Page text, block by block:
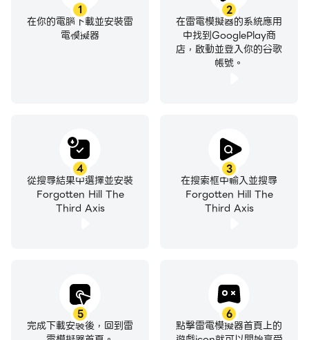
1
在你的電腦下載並安裝雷
電模擬器
2
在雷電模擬器的系統應用
中找到GooglePlay商
店，啟動並登入你的谷歌
帳號。
3
在搜索框中輸入並搜尋
Forgotten Hill The
Third Axis
4
從搜尋結果中選擇並安裝
Forgotten Hill The
Third Axis
5
完成下載安裝後，回到雷
6
點擊雷電模擬器首頁上的